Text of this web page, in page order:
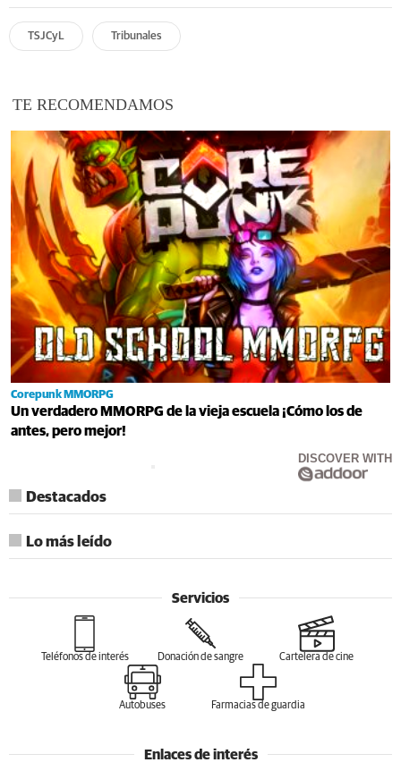
TSJCyL Tribunales
TE RECOMENDAMOS
Corepunk MMORPG
Un verdadero MMORPG de la vieja escuela ¡Cómo los de
antes, pero mejor!
DISCOVER WITH
Destacados
Lo más leído
Servicios
Teléfonos de interés Donación de sangre Cartelera de cine
Autobuses Farmacias de guardia
Enlaces de interés